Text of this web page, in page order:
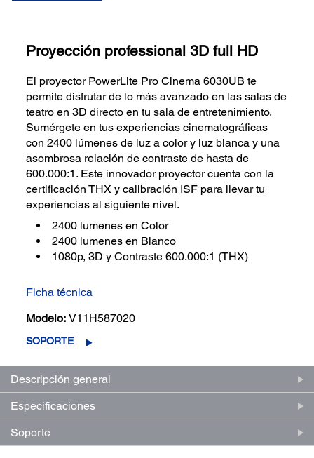
Proyección professional 3D full HD
El proyector PowerLite Pro Cinema 6030UB te
permite disfrutar de lo más avanzado en las salas de
teatro en 3D directo en tu sala de entretenimiento.
Sumérgete en tus experiencias cinematográficas
con 2400 lúmenes de luz a color y luz blanca y una
asombrosa relación de contraste de hasta de
600.000:1. Este innovador proyector cuenta con la
certificación THX y calibración ISF para llevar tu
experiencias al siguiente nivel.
2400 lumenes en Color
2400 lumenes en Blanco
1080p, 3D y Contraste 600.000:1 (THX)
Ficha técnica
Modelo: V11H587020
SOPORTE
Descripción general
Especificaciones
Soporte